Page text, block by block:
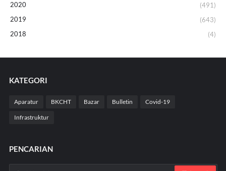
2020
(491)
2019
(643)
2018
(4)
KATEGORI
Aparatur BKCHT Bazar Bulletin Covid-19
Infrastruktur
PENCARIAN